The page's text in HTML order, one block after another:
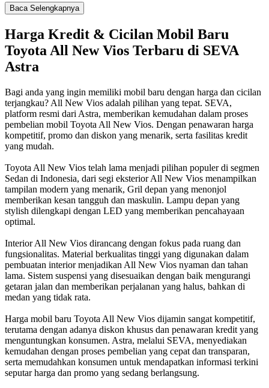
Baca Selengkapnya
Harga Kredit & Cicilan Mobil Baru
Toyota All New Vios Terbaru di SEVA
Astra
Bagi anda yang ingin memiliki mobil baru dengan harga dan cicilan
terjangkau? All New Vios adalah pilihan yang tepat. SEVA,
platform resmi dari Astra, memberikan kemudahan dalam proses
pembelian mobil Toyota All New Vios. Dengan penawaran harga
kompetitif, promo dan diskon yang menarik, serta fasilitas kredit
yang mudah.
Toyota All New Vios telah lama menjadi pilihan populer di segmen
Sedan di Indonesia, dari segi eksterior All New Vios menampilkan
tampilan modern yang menarik, Gril depan yang menonjol
memberikan kesan tangguh dan maskulin. Lampu depan yang
stylish dilengkapi dengan LED yang memberikan pencahayaan
optimal.
Interior All New Vios dirancang dengan fokus pada ruang dan
fungsionalitas. Material berkualitas tinggi yang digunakan dalam
pembuatan interior menjadikan All New Vios nyaman dan tahan
lama. Sistem suspensi yang disesuaikan dengan baik mengurangi
getaran jalan dan memberikan perjalanan yang halus, bahkan di
medan yang tidak rata.
Harga mobil baru Toyota All New Vios dijamin sangat kompetitif,
terutama dengan adanya diskon khusus dan penawaran kredit yang
menguntungkan konsumen. Astra, melalui SEVA, menyediakan
kemudahan dengan proses pembelian yang cepat dan transparan,
serta memudahkan konsumen untuk mendapatkan informasi terkini
seputar harga dan promo yang sedang berlangsung.